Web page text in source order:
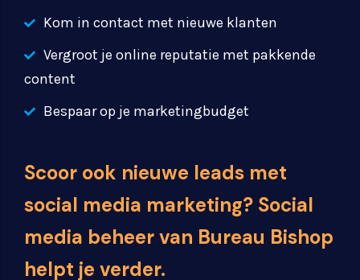
Kom in contact met nieuwe klanten
Vergroot je online reputatie met pakkende
content
Bespaar op je marketingbudget
Scoor ook nieuwe leads met
social media marketing? Social
media beheer van Bureau Bishop
helpt je verder.